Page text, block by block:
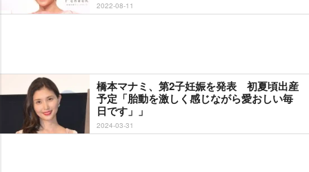
2022-08-11
橋本マナミ、第2子妊娠を発表 初夏頃出産
予定「胎動を激しく感じながら愛おしい毎
日です」」
2024-03-31